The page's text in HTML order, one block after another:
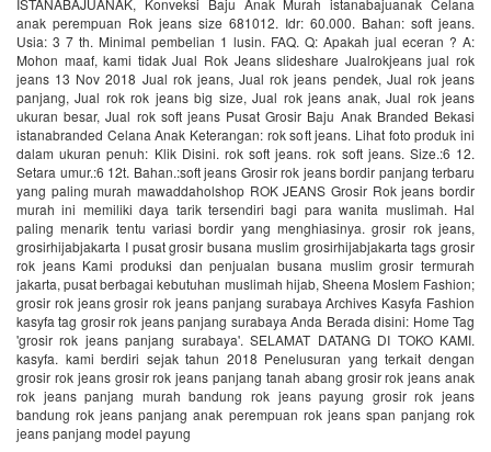
ISTANABAJUANAK, Konveksi Baju Anak Murah istanabajuanak Celana
anak perempuan Rok jeans size 681012. Idr: 60.000. Bahan: soft jeans.
Usia: 3 7 th. Minimal pembelian 1 lusin. FAQ. Q: Apakah jual eceran ? A:
Mohon maaf, kami tidak Jual Rok Jeans slideshare Jualrokjeans jual rok
jeans 13 Nov 2018 Jual rok jeans, Jual rok jeans pendek, Jual rok jeans
panjang, Jual rok rok jeans big size, Jual rok jeans anak, Jual rok jeans
ukuran besar, Jual rok soft jeans Pusat Grosir Baju Anak Branded Bekasi
istanabranded Celana Anak Keterangan: rok soft jeans. Lihat foto produk ini
dalam ukuran penuh: Klik Disini. rok soft jeans. rok soft jeans. Size.:6 12.
Setara umur.:6 12t. Bahan.:soft jeans Grosir rok jeans bordir panjang terbaru
yang paling murah mawaddaholshop ROK JEANS Grosir Rok jeans bordir
murah ini memiliki daya tarik tersendiri bagi para wanita muslimah. Hal
paling menarik tentu variasi bordir yang menghiasinya. grosir rok jeans,
grosirhijabjakarta I pusat grosir busana muslim grosirhijabjakarta tags grosir
rok jeans Kami produksi dan penjualan busana muslim grosir termurah
jakarta, pusat berbagai kebutuhan muslimah hijab, Sheena Moslem Fashion;
grosir rok jeans grosir rok jeans panjang surabaya Archives Kasyfa Fashion
kasyfa tag grosir rok jeans panjang surabaya Anda Berada disini: Home Tag
'grosir rok jeans panjang surabaya'. SELAMAT DATANG DI TOKO KAMI.
kasyfa. kami berdiri sejak tahun 2018 Penelusuran yang terkait dengan
grosir rok jeans grosir rok jeans panjang tanah abang grosir rok jeans anak
rok jeans panjang murah bandung rok jeans payung grosir rok jeans
bandung rok jeans panjang anak perempuan rok jeans span panjang rok
jeans panjang model payung